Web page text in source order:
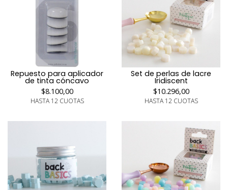
Repuesto para aplicador
de tinta cóncavo
$8.100,00
HASTA 12 CUOTAS
Set de perlas de lacre
Iridiscent
$10.296,00
HASTA 12 CUOTAS